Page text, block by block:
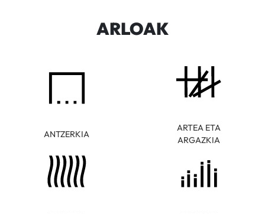
ARLOAK
ANTZERKIA
ARTEA ETA
ARGAZKIA